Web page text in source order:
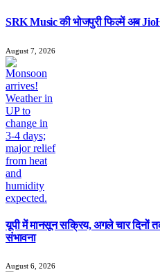
SRK Music की भोजपुरी फिल्में अब
August 7, 2026
यूपी में मानसून सक्रिय, अगले चार दिनों तक
संभावना
August 6, 2026